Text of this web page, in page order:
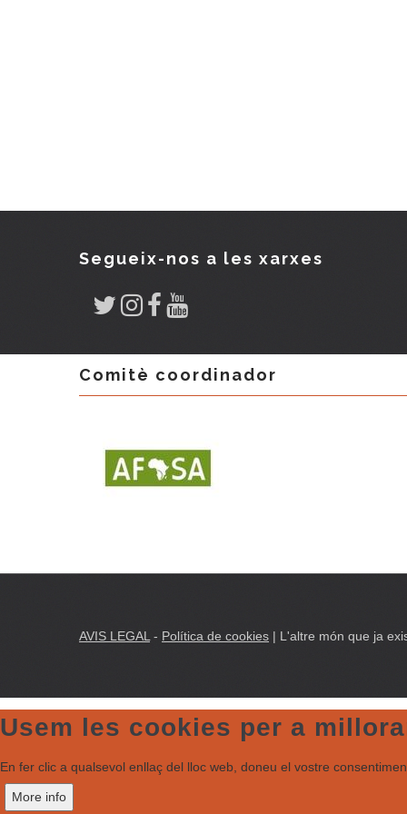
Segueix-nos a les xarxes
Comitè coordinador
AVIS LEGAL - Política de cookies | L'altre món que ja
Usem les cookies per a
En fer clic a qualsevol enllaç del lloc web, doneu el vostre
More info